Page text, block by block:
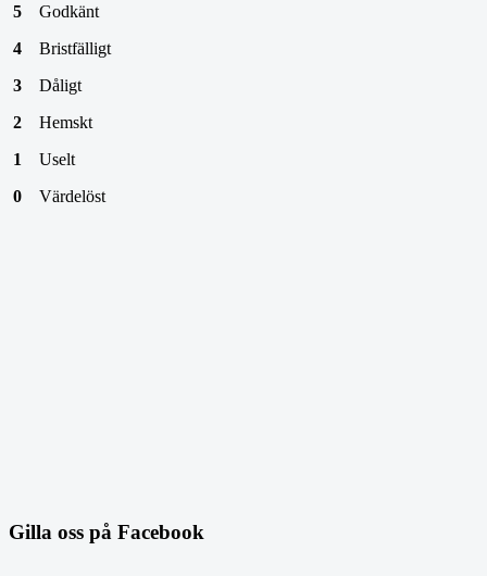
5 Godkänt
4 Bristfälligt
3 Dåligt
2 Hemskt
1
Uselt
0 Värdelöst
Gilla oss på Facebook